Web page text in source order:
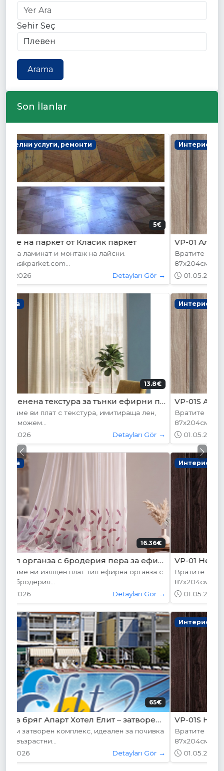
Sehir Seç
Arama
Son İlanlar
Интериорни врати
178.95€ (350лв.)
VP-01 Алабама
Вратите се предлагат в следните размери:
87х204см. 77х204см...
01.05.2026
Detayları Gör →
204.52€ (400лв.)
VP-01S Алабама
Вратите се предлагат в следните размери:
87х204см. 77х204см...
01.05.2026
Detayları Gör →
Интериорни врати
178.95€ (350лв.)
VP-01 Hepo
Вратите се предлагат в следните размери:
87х204см. 77х204см...
01.05.2026
Detayları Gör →
Интериорни врати
204.52€ (400лв.)
VP-01S Hepo
Вратите се предлагат в следните размери:
87х204см. 77х204см...
01.05.2026
Detayları Gör →
Previous Next